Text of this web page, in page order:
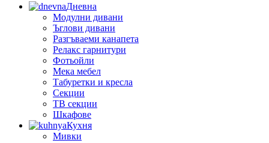
Дневна
Модулни дивани
Ъглови дивани
Разгъваеми канапета
Релакс гарнитури
Фотьойли
Мека мебел
Табуретки и кресла
Секции
ТВ секции
Шкафове
Кухня
Мивки